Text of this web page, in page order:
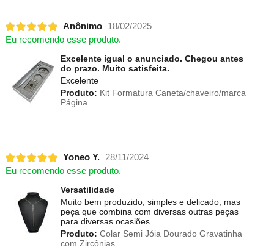
Anônimo
18/02/2025
Eu recomendo esse produto.
Excelente igual o anunciado. Chegou antes
do prazo. Muito satisfeita.
Excelente
Produto: Kit Formatura Caneta/chaveiro/marca
Página
Yoneo Y. 28/11/2024
Eu recomendo esse produto.
Versatilidade
Muito bem produzido, simples e delicado, mas
peça que combina com diversas outras peças
para diversas ocasiões
Produto: Colar Semi Jóia Dourado Gravatinha
com Zircônias